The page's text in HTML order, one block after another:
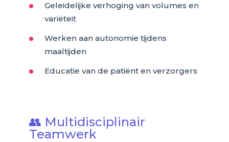
Geleidelijke verhoging van volumes en
variëteit
Werken aan autonomie tijdens
maaltijden
Educatie van de patiënt en verzorgers
👥 Multidisciplinair
Teamwerk